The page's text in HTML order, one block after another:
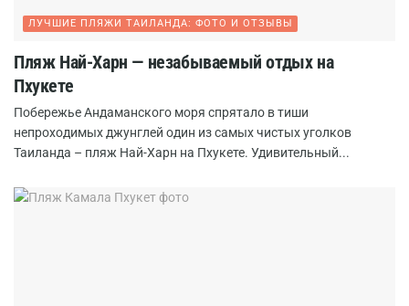
ЛУЧШИЕ ПЛЯЖИ ТАИЛАНДА: ФОТО И ОТЗЫВЫ
Пляж Най-Харн — незабываемый отдых на
Пхукете
Побережье Андаманского моря спрятало в тиши
непроходимых джунглей один из самых чистых уголков
Таиланда – пляж Най-Харн на Пхукете. Удивительный...